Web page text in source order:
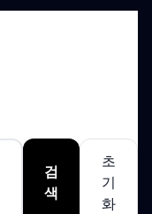
검
색
초
기
화